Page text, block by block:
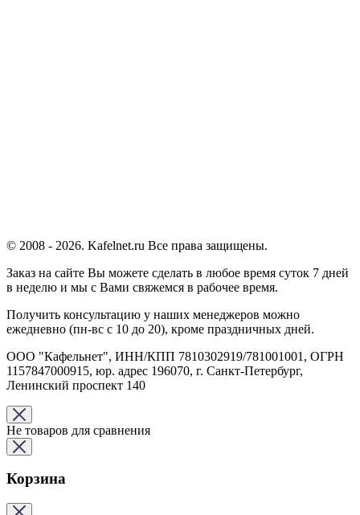
© 2008 - 2026. Kafelnet.ru Все права защищены.
Заказ на сайте Вы можете сделать в любое время суток 7 дней
в неделю и мы с Вами свяжемся в рабочее время.
Получить консультацию у наших менеджеров можно
ежедневно (пн-вс с 10 до 20), кроме праздничных дней.
ООО "Кафельнет", ИНН/КПП 7810302919/781001001, ОГРН
1157847000915, юр. адрес 196070, г. Санкт-Петербург,
Ленинский проспект 140
Не товаров для сравнения
Корзина